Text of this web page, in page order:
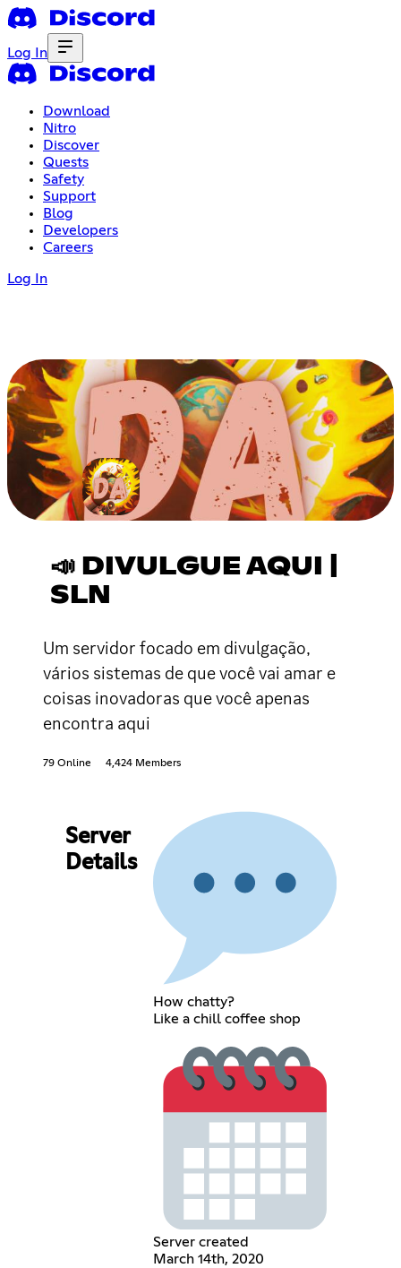
Log In
Download
Nitro
Discover
Quests
Safety
Support
Blog
Developers
Careers
Log In
📣 DIVULGUE AQUI |
SLN
Um servidor focado em divulgação,
vários sistemas de que você vai amar e
coisas inovadoras que você apenas
encontra aqui
79 Online 4,424 Members
Server
Details
How chatty?
Like a chill coffee shop
Server created
March 14th, 2020